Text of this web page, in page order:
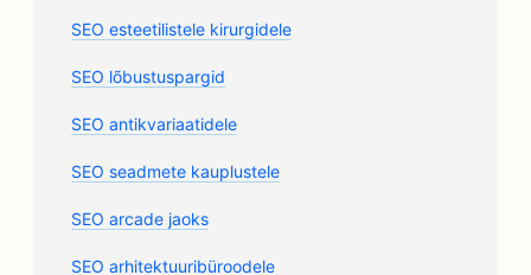
SEO esteetilistele kirurgidele
SEO lõbustuspargid
SEO antikvariaatidele
SEO seadmete kauplustele
SEO arcade jaoks
SEO arhitektuuribüroodele